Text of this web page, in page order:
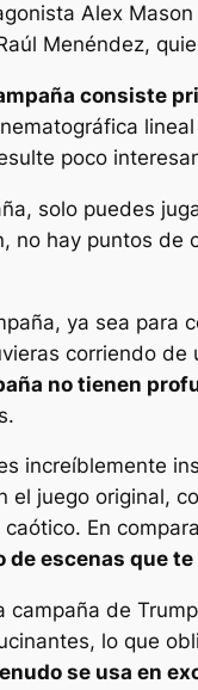
Alex
Menéndez,
consiste
poco
solo puedes
no hay puntos
ya sea
corriendo
no tienen
increíblemente
juego original,
En
escenas que
campaña de
lo que
se usa en